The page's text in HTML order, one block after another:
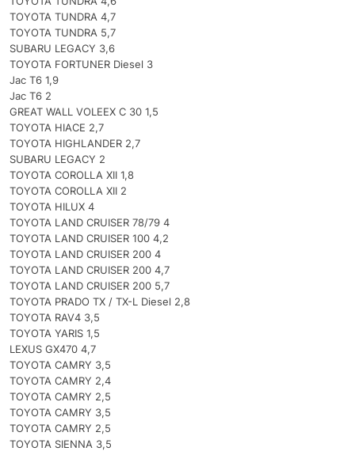
TOYOTA TUNDRA 4,7
TOYOTA TUNDRA 5,7
SUBARU LEGACY 3,6
TOYOTA FORTUNER Diesel 3
Jac T6 1,9
Jac T6 2
GREAT WALL VOLEEX C 30 1,5
TOYOTA HIACE 2,7
TOYOTA HIGHLANDER 2,7
SUBARU LEGACY 2
TOYOTA COROLLA XII 1,8
TOYOTA COROLLA XII 2
TOYOTA HILUX 4
TOYOTA LAND CRUISER 78/79 4
TOYOTA LAND CRUISER 100 4,2
TOYOTA LAND CRUISER 200 4
TOYOTA LAND CRUISER 200 4,7
TOYOTA LAND CRUISER 200 5,7
TOYOTA PRADO TX / TX-L Diesel 2,8
TOYOTA RAV4 3,5
TOYOTA YARIS 1,5
LEXUS GX470 4,7
TOYOTA CAMRY 3,5
TOYOTA CAMRY 2,4
TOYOTA CAMRY 2,5
TOYOTA CAMRY 3,5
TOYOTA CAMRY 2,5
TOYOTA SIENNA 3,5